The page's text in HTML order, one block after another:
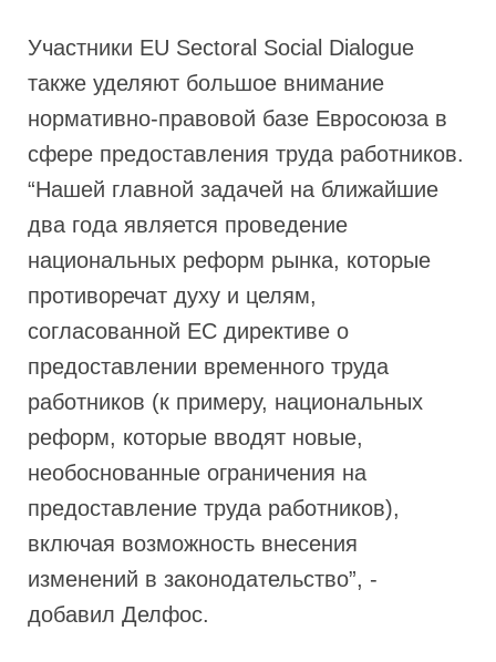
Участники EU Sectoral Social Dialogue
также уделяют большое внимание
нормативно-правовой базе Евросоюза в
сфере предоставления труда работников.
“Нашей главной задачей на ближайшие
два года является проведение
национальных реформ рынка, которые
противоречат духу и целям,
согласованной ЕС директиве о
предоставлении временного труда
работников (к примеру, национальных
реформ, которые вводят новые,
необоснованные ограничения на
предоставление труда работников),
включая возможность внесения
изменений в законодательство”, -
добавил Делфос.